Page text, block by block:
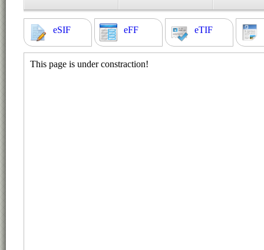
eSIF eFF eTIF
This page is under constraction!